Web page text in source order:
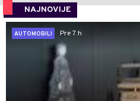
NAJNOVIJE
AUTOMOBILI
Pre 7 h